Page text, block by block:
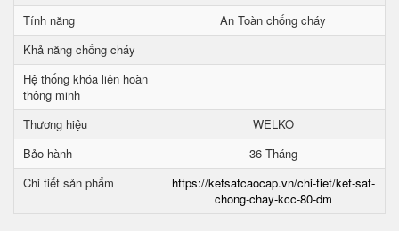
Tính năng
An Toàn chống cháy
Khả năng chống cháy
Hệ thống khóa liên hoàn
thông minh
Thương hiệu
WELKO
Bảo hành
36 Tháng
Chi tiết sản phẩm
https://ketsatcaocap.vn/chi-tiet/ket-sat-
chong-chay-kcc-80-dm